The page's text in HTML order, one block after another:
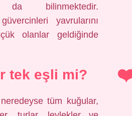
da bilinmektedir.
yavrularını
olanlar geldiğinde
tek eşli mi?
tüm kuğular,